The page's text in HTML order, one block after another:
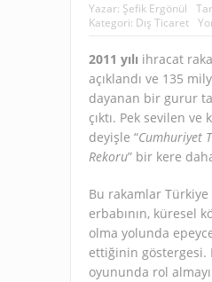
Yazar: Şefik Ergönül
Kategori: Dış Ticaret
2011 yılı ihracat
açıklandı ve 135
dayanan bir gurur
çıktı. Pek sevilen ve
deyişle “Cumhuriyet
Rekoru” bir kere
Bu rakamlar
erbabının, küresel
olma yolunda
ettiğinin göstergesi.
oyununda rol